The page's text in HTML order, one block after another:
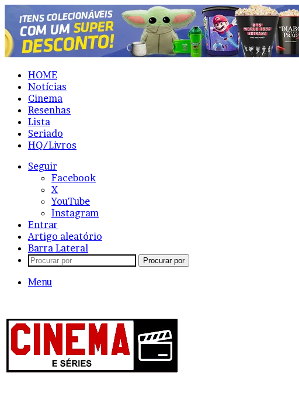
HOME
Notícias
Cinema
Resenhas
Lista
Seriado
HQ/Livros
Seguir
Facebook
X
YouTube
Instagram
Entrar
Artigo aleatório
Barra Lateral
Procurar por
Menu